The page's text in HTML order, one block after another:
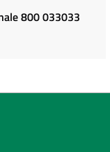
800 033033